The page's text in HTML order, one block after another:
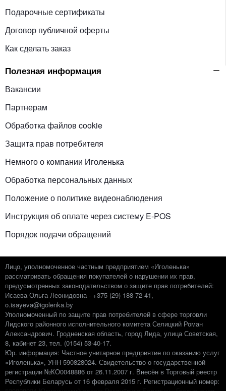
Подарочные сертификаты
Договор публичной оферты
Как сделать заказ
Полезная информация
Вакансии
Партнерам
Обработка файлов cookie
Защита прав потребителя
Немного о компании Иголенька
Обработка персональных данных
Положение о политике видеонаблюдения
Инструкция об оплате через систему E-POS
Порядок подачи обращений
Лицо, уполномоченное частным предприятием «Иголенька»
рассматривать обращения покупателей о нарушении их прав,
предусмотренных законодательством о защите прав потребителей:
Исаева Ольга Леонидовна - +375 (29) 188-72-41,
o.isayeva@igolenka.by
Уполномоченный по защите прав потребителей в сфере торговли
Лидского районного исполнительного комитета Селицкий Роман
Александрович. Гродненская область, город Лида, улица Советская,
8, кабинет 23, тел. (0154) 53-40-17.
Юр. информация: Частное унитарное предприятие по оказанию услуг
«Иголенька», УНН 590828024. Свидетельство о государственной
регистрации №КО0048886 от 26.11.2007 г. Внесён в Торговый реестр
Республики Беларусь от 16 февраля 2015 г. Регистрационный номер: